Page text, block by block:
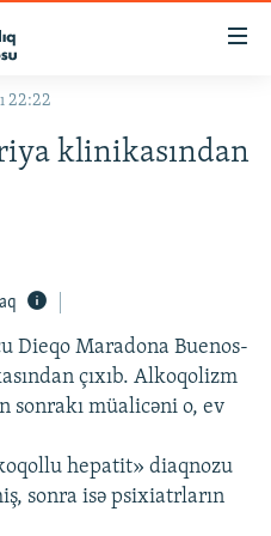
22:22
klinikasından
Dieqo Maradona Buenos-
çıxıb. Alkoqolizm
sonrakı müalicəni o, ev
hepatit» diaqnozu
sonra isə psixiatrların